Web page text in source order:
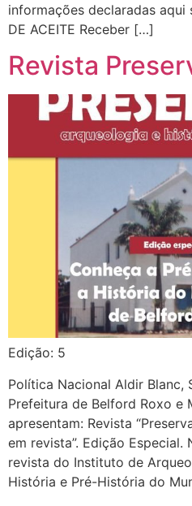
informações declaradas aqui
DE ACEITE Receber […]
Revista
Edição: 5
Política Nacional Aldir Blanc,
Prefeitura de Belford Roxo e
apresentam: Revista
em revista”. Edição
revista do Instituto de
História e Pré-História do